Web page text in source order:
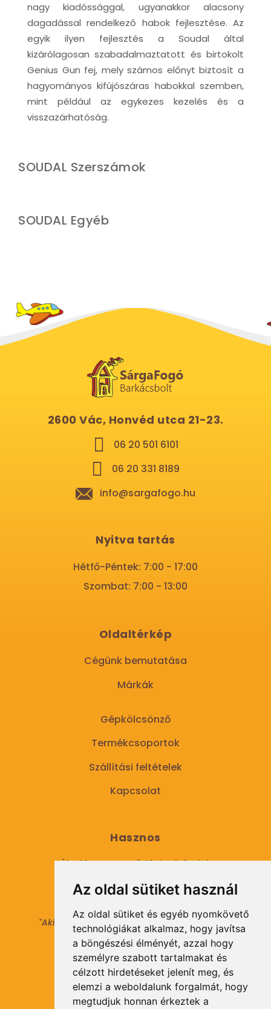
Az oldal sütiket használ
Az oldal sütiket és egyéb nyomkövető
technológiákat alkalmaz, hogy javítsa
a böngészési élményét, azzal hogy
személyre szabott tartalmakat és
célzott hirdetéseket jelenít meg, és
elemzi a weboldalunk forgalmát, hogy
megtudjuk honnan érkeztek a
nagy kiadóssággal, ugyanakkor alacsony
dagadással rendelkező habok fejlesztése. Az
egyik ilyen fejlesztés a Soudal által
kizárólagosan szabadalmaztatott és birtokolt
Genius Gun fej, mely számos előnyt biztosít a
hagyományos kifújószáras habokkal szemben,
mint például az egykezes kezelés és a
visszazárhatóság.
SOUDAL Szerszámok
SOUDAL Egyéb
2600 Vác, Honvéd utca 21-23.
06 20 501 6101
06 20 331 8189
info@sargafogo.hu
Nyitva tartás
Hétfő-Péntek: 7:00 - 17:00
Szombat: 7:00 - 13:00
Oldaltérkép
Cégünk bemutatása
Márkák
Gépkölcsönző
Termékcsoportok
Szállítási feltételek
Kapcsolat
Hasznos
Általános Szerződési Feltételek
Adatkezelési tájékoztató
"Aki másokat nem tesz gazdaggá, maga sem
válhat azzá."
© 2021 Minden jog fenntartva.
Hírlevél Feliratkozás